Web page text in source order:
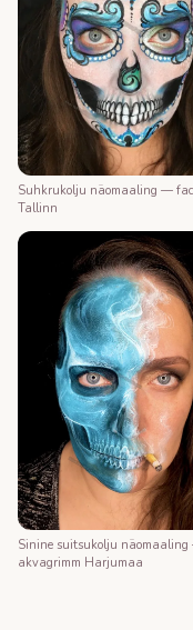
Suhkrukolju näomaaling —
Tallinn
Sinine suitsukolju
akvagrimm Harjumaa